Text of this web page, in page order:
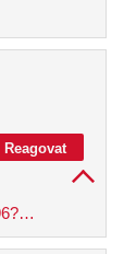
Reagovat